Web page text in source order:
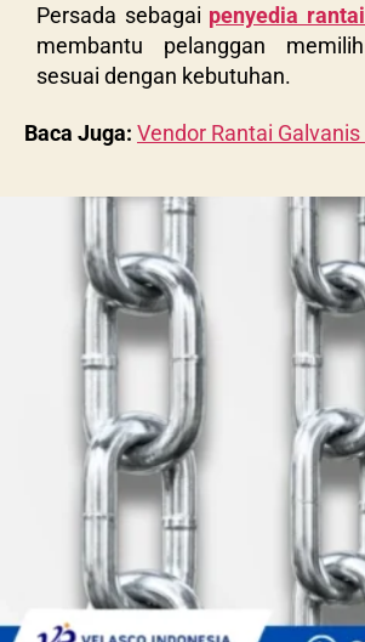
Persada sebagai penyedia
membantu pelanggan
sesuai dengan kebutuhan.
Baca Juga: Vendor Rantai